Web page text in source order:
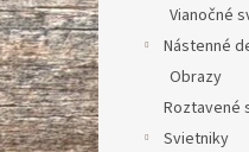
Vianočné
Nástenné
Obrazy
Roztavené
Svietniky